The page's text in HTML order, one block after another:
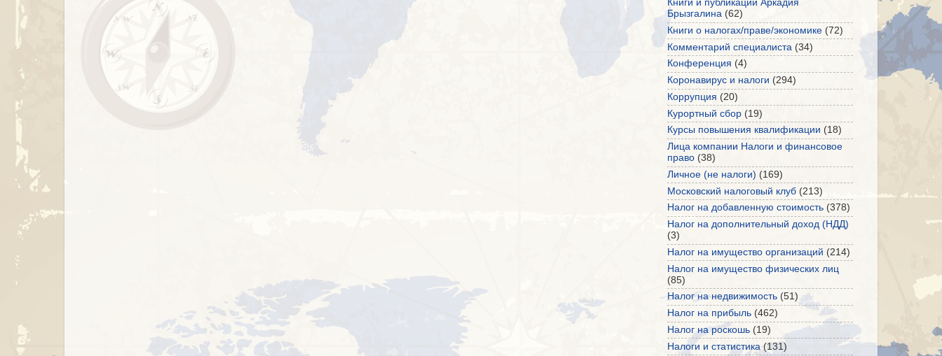
Книги и публикации Аркадия
Брызгалина (62)
Книги о налогах/праве/экономике (72)
Комментарий специалиста (34)
Конференция (4)
Коронавирус и налоги (294)
Коррупция (20)
Курортный сбор (19)
Курсы повышения квалификации (18)
Лица компании Налоги и финансовое
право (38)
Личное (не налоги) (169)
Московский налоговый клуб (213)
Налог на добавленную стоимость (378)
Налог на дополнительный доход (НДД)
(3)
Налог на имущество организаций (214)
Налог на имущество физических лиц
(85)
Налог на недвижимость (51)
Налог на прибыль (462)
Налог на роскошь (19)
Налоги и статистика (131)